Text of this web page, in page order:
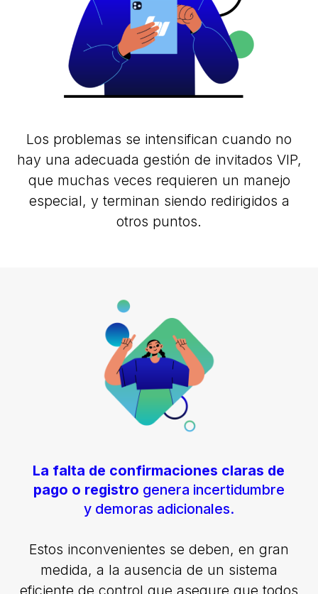
Los problemas se intensifican cuando no
hay una adecuada gestión de invitados VIP,
que muchas veces requieren un manejo
especial, y terminan siendo redirigidos a
otros puntos.
La falta de confirmaciones claras de
pago o registro genera incertidumbre
y demoras adicionales.
Estos inconvenientes se deben, en gran
medida, a la ausencia de un sistema
eficiente de control que asegure que todos